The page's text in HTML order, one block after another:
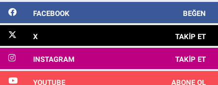
FACEBOOK BEĞEN
X TAKIP ET
INSTAGRAM TAKIP ET
YOUTUBE ABONE OL